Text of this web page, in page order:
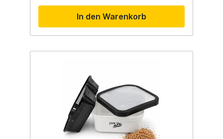
In den Warenkorb